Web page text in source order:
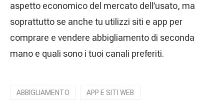
aspetto economico del mercato dell’usato, ma
soprattutto se anche tu utilizzi siti e app per
comprare e vendere abbigliamento di seconda
mano e quali sono i tuoi canali preferiti.
ABBIGLIAMENTO APP E SITI WEB